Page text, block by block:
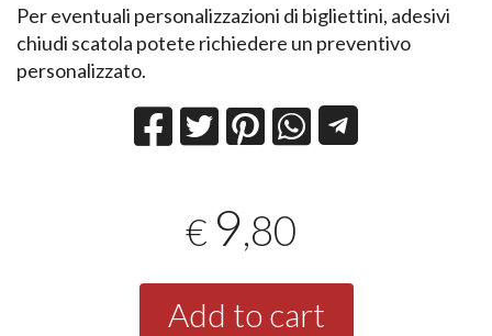
Per eventuali personalizzazioni di bigliettini, adesivi
chiudi scatola potete richiedere un preventivo
personalizzato.
€ 9,80
Add to cart